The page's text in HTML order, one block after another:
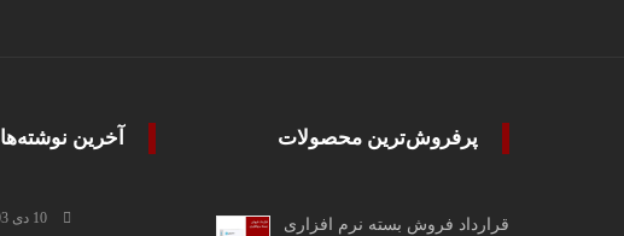
آخرین نوشته‌ها
10 دی 1403
پرفروش‌ترین محصولات
قرارداد فروش بسته نرم افزاری